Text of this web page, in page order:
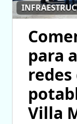
para
redes
Villa